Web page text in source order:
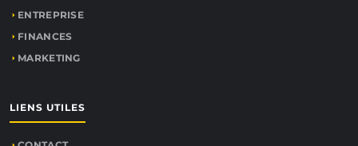
ENTREPRISE
FINANCES
MARKETING
LIENS UTILES